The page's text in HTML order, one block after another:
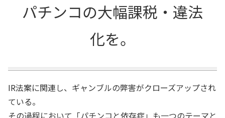
パチンコの大幅課税・違法
化を。
IR法案に関連し、ギャンブルの弊害がクローズアップされ
ている。